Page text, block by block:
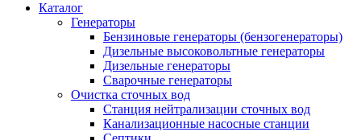
Каталог
Генераторы
Бензиновые генераторы (бензогенераторы)
Дизельные высоковольтные генераторы
Дизельные генераторы
Сварочные генераторы
Очистка сточных вод
Станция нейтрализации сточных вод
Канализационные насосные станции